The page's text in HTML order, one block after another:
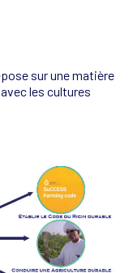
sur une matière
les cultures